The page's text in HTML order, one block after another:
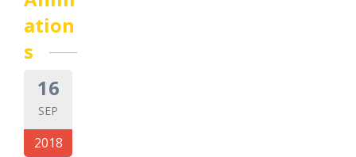
ation
s
16
SEP
2018